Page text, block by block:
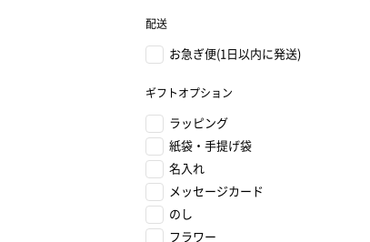
配送
お急ぎ便(1日以内に発送)
ギフトオプション
ラッピング
紙袋・手提げ袋
名入れ
メッセージカード
のし
フラワー